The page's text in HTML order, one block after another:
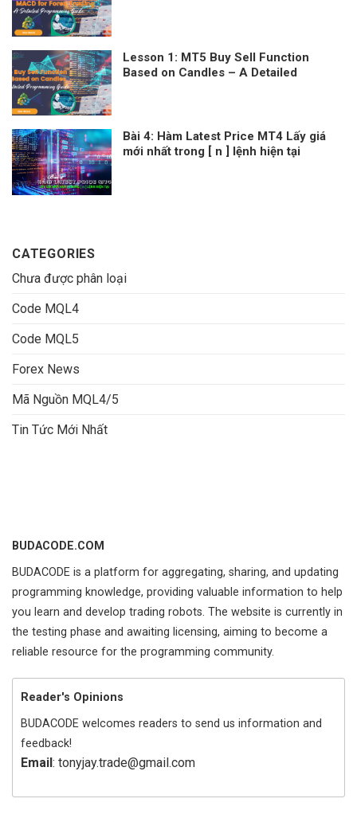
Lesson 1: MT5 Buy Sell Function
Based on Candles – A Detailed
Bài 4: Hàm Latest Price MT4 Lấy giá
mới nhất trong [ n ] lệnh hiện tại
CATEGORIES
Chưa được phân loại
Code MQL4
Code MQL5
Forex News
Mã Nguồn MQL4/5
Tin Tức Mới Nhất
BUDACODE.COM
BUDACODE is a platform for aggregating, sharing, and updating
programming knowledge, providing valuable information to help
you learn and develop trading robots. The website is currently in
the testing phase and awaiting licensing, aiming to become a
reliable resource for the programming community.
Reader's Opinions
BUDACODE welcomes readers to send us information and
feedback!
Email: tonyjay.trade@gmail.com